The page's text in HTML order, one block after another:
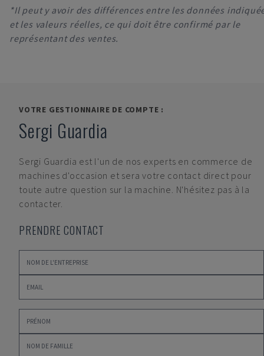
*Il peut y avoir des différences entre les données
et les valeurs réelles, ce qui doit être confirmé par le
représentant des ventes.
VOTRE GESTIONNAIRE DE COMPTE :
Sergi Guardia
Sergi Guardia est l'un de nos experts en commerce de
machines d'occasion et sera votre contact direct pour
toute autre question sur la machine. N'hésitez pas à la
contacter.
PRENDRE CONTACT